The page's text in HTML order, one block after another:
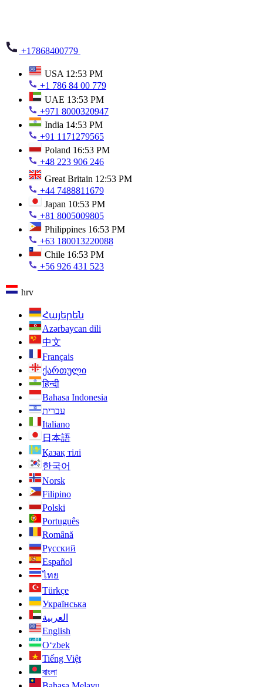
+17868400779
USA 12:53 PM
+1 786 84 00 779
UAE 13:53 PM
+971 8000320947
India 14:53 PM
+91 1171279565
Poland 16:53 PM
+48 223 906 246
Great Britain 12:53 PM
+44 7488811679
Japan 10:53 PM
+81 8005009805
Philippines 16:53 PM
+63 180013220088
Chile 16:53 PM
+56 926 431 523
hrv
Հայերեն
Azərbaycan dili
中文
Français
ქართული
हिन्दी
Bahasa Indonesia
עברית
Italiano
日本語
Қазақ тілі
한국어
Norsk
Filipino
Polski
Português
Română
Русский
Español
ไทย
Türkçe
Українська
العربية
English
O‘zbek
Tiếng Việt
বাংলা